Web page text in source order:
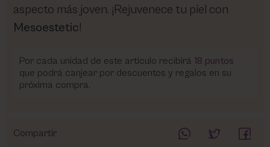
aspecto más joven. ¡Rejuvenece tu piel con
Mesoestetic!
Por cada unidad de este articulo recibirá 18 puntos
que podrá canjear por descuentos y regalos en su
próxima compra.
Compartir